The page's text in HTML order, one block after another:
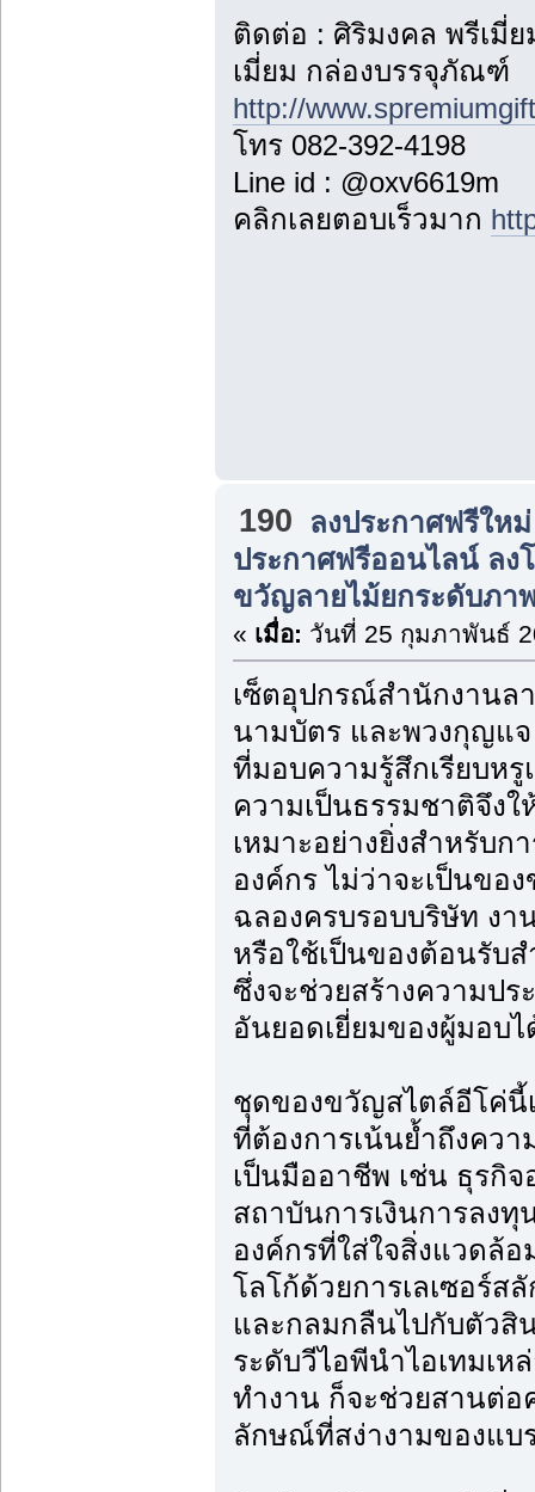
ติดต่อ : ศิริมงคล พรีเมี่
เมี่ยม กล่องบรรจุภัณฑ์
http://
โทร 082-392-4198
Line id : @oxv6619m
คลิกเลยตอบเร็วมาก
190
ลงประกาศฟรีให
ประกาศฟรีออนไลน์ ล
ขวัญลายไม้ยกระดับภา
« เมื่อ: วันที่ 25 กุมภาพันธ์
เซ็ตอุปกรณ์สำนักงานล
นามบัตร และพวงกุญแ
ที่มอบความรู้สึกเรียบห
ความเป็นธรรมชาติจึง
เหมาะอย่างยิ่งสำหรับ
องค์กร ไม่ว่าจะเป็นขอ
ฉลองครบรอบบริษัท งา
หรือใช้เป็นของต้อนรับ
ซึ่งจะช่วยสร้างความป
อันยอดเยี่ยมของผู้มอบไ
ชุดของขวัญสไตล์อีโค่นี้
ที่ต้องการเน้นย้ำถึงคว
เป็นมืออาชีพ เช่น ธุรกิ
สถาบันการเงินการลง
องค์กรที่ใส่ใจสิ่งแวดล้
โลโก้ด้วยการเลเซอร์ส
และกลมกลืนไปกับตัวสิ
ระดับวีไอพีนำไอเทมเ
ทำงาน ก็จะช่วยสานต่
ลักษณ์ที่สง่างามของแบ